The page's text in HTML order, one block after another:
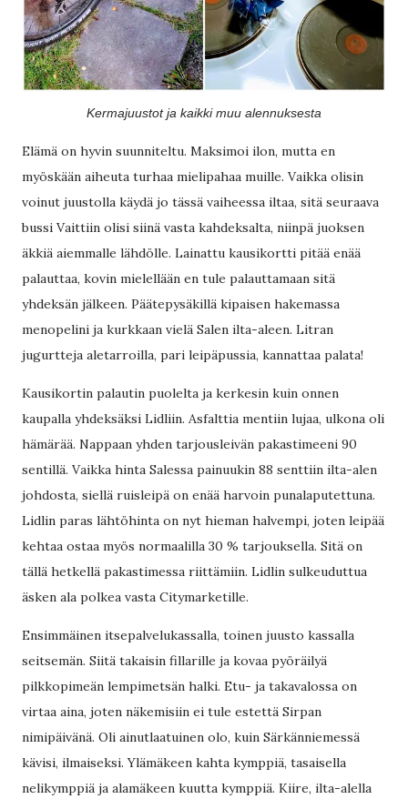
Kermajuustot ja kaikki muu alennuksesta
Elämä on hyvin suunniteltu. Maksimoi ilon, mutta en
myöskään aiheuta turhaa mielipahaa muille. Vaikka olisin
voinut juustolla käydä jo tässä vaiheessa iltaa, sitä seuraava
bussi Vaittiin olisi siinä vasta kahdeksalta, niinpä juoksen
äkkiä aiemmalle lähdölle. Lainattu kausikortti pitää enää
palauttaa, kovin mielellään en tule palauttamaan sitä
yhdeksän jälkeen. Päätepysäkillä kipaisen hakemassa
menopelini ja kurkkaan vielä Salen ilta-aleen. Litran
jugurtteja aletarroilla, pari leipäpussia, kannattaa palata!
Kausikortin palautin puolelta ja kerkesin kuin onnen
kaupalla yhdeksäksi Lidliin. Asfalttia mentiin lujaa, ulkona oli
hämärää. Nappaan yhden tarjousleivän pakastimeeni 90
sentillä. Vaikka hinta Salessa painuukin 88 senttiin ilta-alen
johdosta, siellä ruisleipä on enää harvoin punalaputettuna.
Lidlin paras lähtöhinta on nyt hieman halvempi, joten leipää
kehtaa ostaa myös normaalilla 30 % tarjouksella. Sitä on
tällä hetkellä pakastimessa riittämiin. Lidlin sulkeuduttua
äsken ala polkea vasta Citymarketille.
Ensimmäinen itsepalvelukassalla, toinen juusto kassalla
seitsemän. Siitä takaisin fillarille ja kovaa pyöräilyä
pilkkopimeän lempimetsän halki. Etu- ja takavalossa on
virtaa aina, joten näkemisiin ei tule estettä Sirpan
nimipäivänä. Oli ainutlaatuinen olo, kuin Särkänniemessä
kävisi, ilmaiseksi. Ylämäkeen kahta kymppiä, tasaisella
nelikymppiä ja alamäkeen kuutta kymppiä. Kiire, ilta-alella